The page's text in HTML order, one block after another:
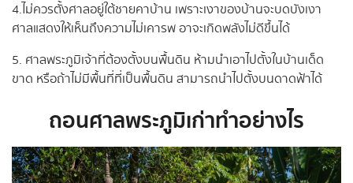
4.ไม่ควรตั้งศาลอยู่ใต้ชายคาบ้าน เพราะเงาของบ้านจะบดบังเงา
ศาลแสดงให้เห็นถึงความไม่เคารพ อาจะเกิดพลังไม่ดีขึ้นได้
5. ศาลพระภูมิเจ้าที่ต้องตั้งบนพื้นดิน ห้ามนำเอาไปตั้งในบ้านเด็ด
ขาด หรือถ้าไม่มีพื้นที่ที่เป็นพื้นดิน สามารถนำไปตั้งบนดาดฟ้าได้
ถอนศาลพระภูมิเก่าทำอย่างไร